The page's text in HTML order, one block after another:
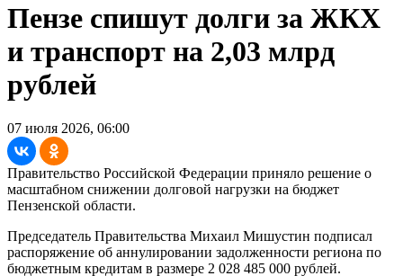
Пензе спишут долги за ЖКХ
и транспорт на 2,03 млрд
рублей
07 июля 2026, 06:00
Правительство Российской Федерации приняло решение о
масштабном снижении долговой нагрузки на бюджет
Пензенской области.
Председатель Правительства Михаил Мишустин подписал
распоряжение об аннулировании задолженности региона по
бюджетным кредитам в размере 2 028 485 000 рублей.